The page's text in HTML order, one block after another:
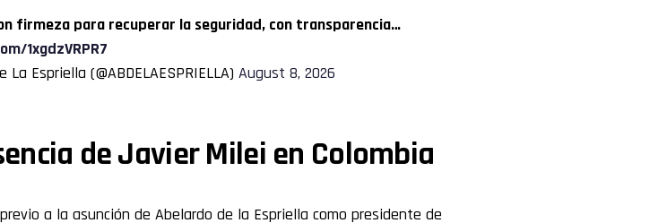
firmeza para recuperar la seguridad, con transparencia…
1xgdzVRPR7
La Espriella (@ABDELAESPRIELLA) August 8, 2026
de Javier Milei en Colombia
a la asunción de Abelardo de la Espriella como presidente de